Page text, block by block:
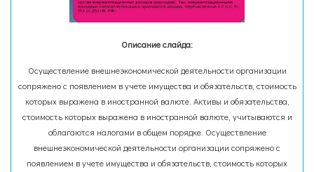
Описание слайда:
Осуществление внешнеэкономической деятельности организации
сопряжено с появлением в учете имущества и обязательств, стоимость
которых выражена в иностранной валюте. Активы и обязательства,
стоимость которых выражена в иностранной валюте, учитываются и
облагаются налогами в общем порядке. Осуществление
внешнеэкономической деятельности организации сопряжено с
появлением в учете имущества и обязательств, стоимость которых